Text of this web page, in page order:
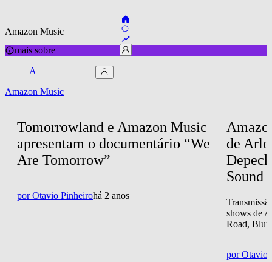
Amazon Music
mais sobre
A
Amazon Music
Tomorrowland e Amazon Music
apresentam o documentário “We
Are Tomorrow”
porOtavio Pinheirohá 2 anos
de
Sound
shows de
Road, Blur
porOtavio